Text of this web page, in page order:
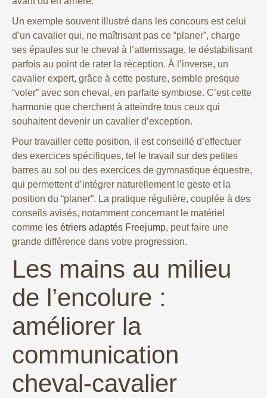
Un exemple souvent illustré dans les concours est celui
d’un cavalier qui, ne maîtrisant pas ce “planer”, charge
ses épaules sur le cheval à l’atterrissage, le déstabilisant
parfois au point de rater la réception. À l’inverse, un
cavalier expert, grâce à cette posture, semble presque
“voler” avec son cheval, en parfaite symbiose. C’est cette
harmonie que cherchent à atteindre tous ceux qui
souhaitent devenir un cavalier d’exception.
Pour travailler cette position, il est conseillé d’effectuer
des exercices spécifiques, tel le travail sur des petites
barres au sol ou des exercices de gymnastique équestre,
qui permettent d’intégrer naturellement le geste et la
position du “planer”. La pratique régulière, couplée à des
conseils avisés, notamment concernant le matériel
comme les étriers adaptés Freejump, peut faire une
grande différence dans votre progression.
Les mains au milieu
de l’encolure :
améliorer la
communication
cheval-cavalier